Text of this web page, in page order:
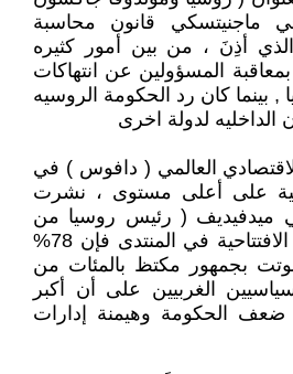
ماجنيتسكي قانون محاسبة
لعام 2012 ) والذي أذِنَ ، من بين أمور كثيره
المسؤولين عن انتهاكات
بينما كان رد الحكومة الروسيه
لدولة اخرى
العالمي ( دافوس ) في
القضية على أعلى مستوى ، نشرت
ميدفيديف ( رئيس روسيا من
2008 _ 2012 ) بكلمته الافتتاحية في المنتدى فإن 78%
بجمهور مكتظ بالمئات من
الغربيين على أن أكبر
الحكومة وهيمنة إدارات